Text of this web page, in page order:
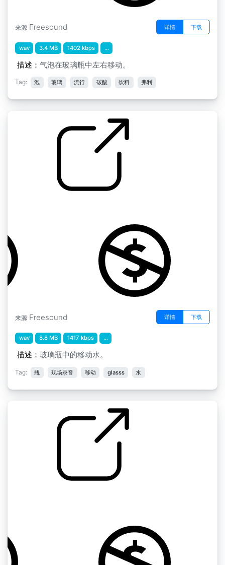
来源 Freesound 详情 下载
wav 3.4 MB 1402 kbps ...
描述： 气泡在玻璃瓶中左右移动。
Tag: 泡 玻璃 流行 碳酸 饮料 弗利
来源 Freesound 详情 下载
wav 8.8 MB 1417 kbps ...
描述： 玻璃瓶中的移动水。
Tag: 瓶 现场录音 移动 glasss 水